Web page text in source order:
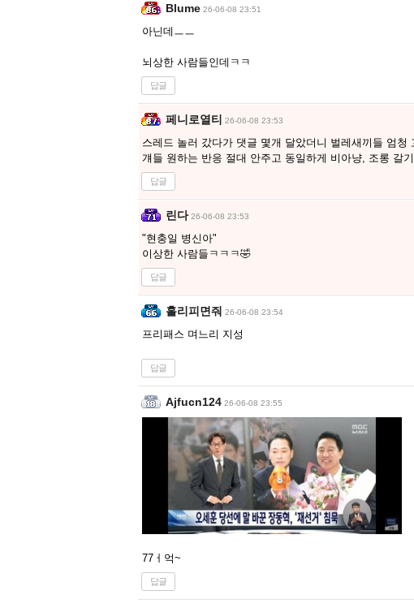
Blume 26-06-08 23:51
아닌데ㅡㅡ
뇌상한 사람들인데ㅋㅋ
답글
페니로열티 26-06-08 23:53
스레드 놀러 갔다가 댓글 몇개 달았더니 벌레새끼들 엄청
걔들 원하는 반응 절대 안주고 동일하게 비아냥, 조롱 갈
답글
린다 26-06-08 23:53
"현충일 병신아"
이상한 사람들ㅋㅋㅋ🤣
답글
홀리피면줘 26-06-08 23:54
프리패스 며느리 지성
답글
Ajfucn124 26-06-08 23:55
77ㅓ억~
답글